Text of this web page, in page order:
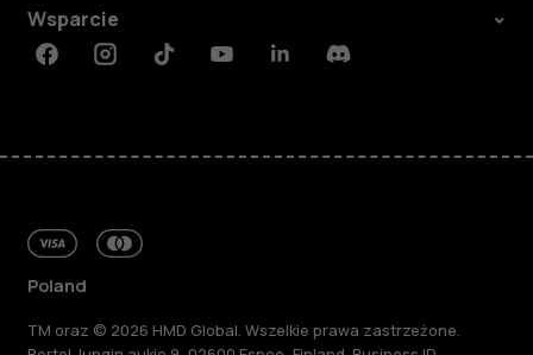
Wsparcie
FacebookInstagramTiktokYoutubeLinkedinDiscord
Poland
TM oraz © 2026 HMD Global. Wszelkie prawa zastrzeżone.